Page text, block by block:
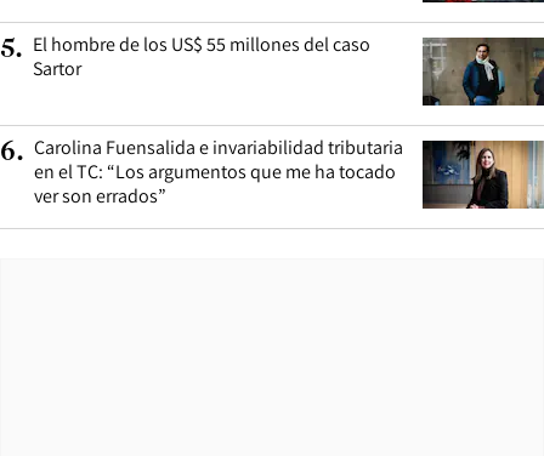
5. El hombre de los US$ 55 millones del caso
Sartor
6. Carolina Fuensalida e invariabilidad tributaria
en el TC: “Los argumentos que me ha tocado
ver son errados”